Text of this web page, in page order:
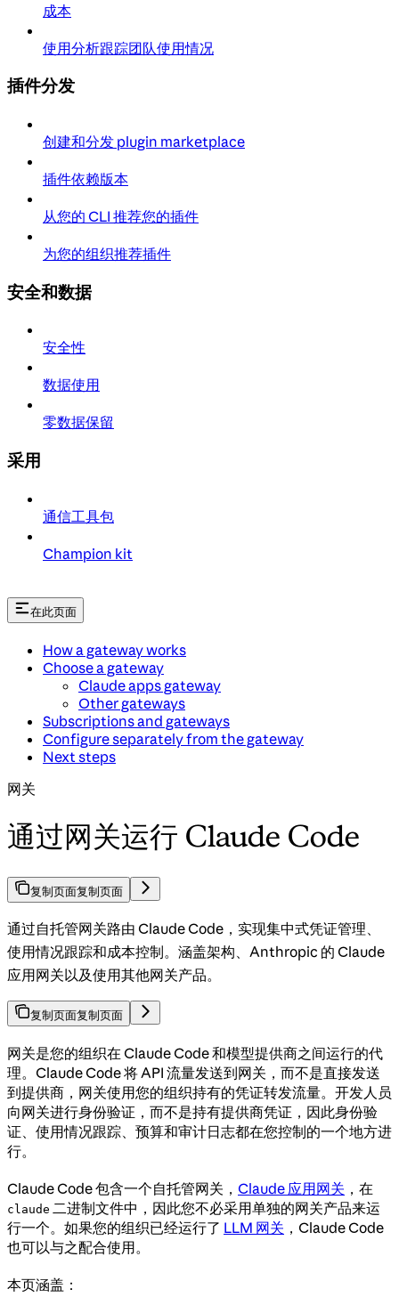
成本
使用分析跟踪团队使用情况
插件分发
创建和分发 plugin marketplace
插件依赖版本
从您的 CLI 推荐您的插件
为您的组织推荐插件
安全和数据
安全性
数据使用
零数据保留
采用
通信工具包
Champion kit
在此页面
How a gateway works
Choose a gateway
Claude apps gateway
Other gateways
Subscriptions and gateways
Configure separately from the gateway
Next steps
网关
通过网关运行 Claude Code
复制页面复制页面
通过自托管网关路由 Claude Code，实现集中式凭证管理、
使用情况跟踪和成本控制。涵盖架构、Anthropic 的 Claude
应用网关以及使用其他网关产品。
复制页面复制页面
网关是您的组织在 Claude Code 和模型提供商之间运行的代
理。Claude Code 将 API 流量发送到网关，而不是直接发送
到提供商，网关使用您的组织持有的凭证转发流量。开发人员
向网关进行身份验证，而不是持有提供商凭证，因此身份验
证、使用情况跟踪、预算和审计日志都在您控制的一个地方进
行。
Claude Code 包含一个自托管网关， Claude 应用网关 ，在
claude 二进制文件中，因此您不必采用单独的网关产品来运
行一个。如果您的组织已经运行了 LLM 网关 ，Claude Code
也可以与之配合使用。
本页涵盖：